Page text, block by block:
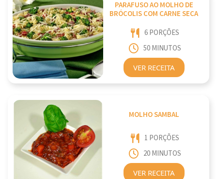
PARAFUSO AO MOLHO DE
BRÓCOLIS COM CARNE SECA
6 PORÇÕES
50 MINUTOS
VER RECEITA
MOLHO SAMBAL
1 PORÇÕES
20 MINUTOS
VER RECEITA